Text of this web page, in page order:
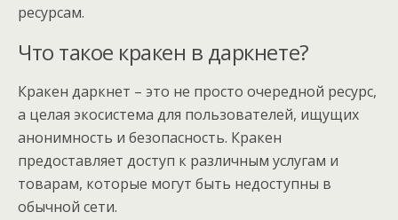
ресурсам.
Что такое кракен в даркнете?
Кракен даркнет – это не просто очередной ресурс,
а целая экосистема для пользователей, ищущих
анонимность и безопасность. Кракен
предоставляет доступ к различным услугам и
товарам, которые могут быть недоступны в
обычной сети.